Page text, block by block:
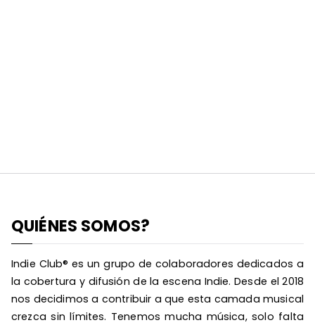
QUIÉNES SOMOS?
Indie Club® es un grupo de colaboradores dedicados a
la cobertura y difusión de la escena Indie. Desde el 2018
nos decidimos a contribuir a que esta camada musical
crezca sin límites. Tenemos mucha música, solo falta